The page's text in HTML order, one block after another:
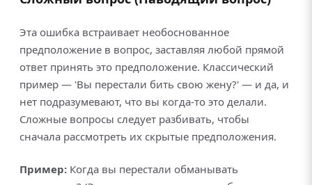
Эта ошибка встраивает необоснованное
предположение в вопрос, заставляя любой прямой
ответ принять это предположение. Классический
пример — 'Вы перестали бить свою жену?' — и да, и
нет подразумевают, что вы когда-то это делали.
Сложные вопросы следует разбивать, чтобы
сначала рассмотреть их скрытые предположения.
Пример: Когда вы перестали обманывать